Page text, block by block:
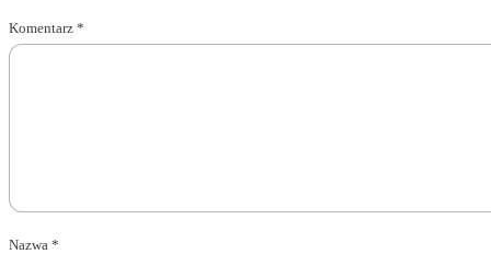
Komentarz *
Nazwa *